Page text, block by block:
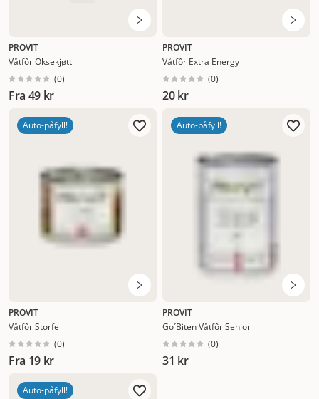
PROVIT
Våtfôr Oksekjøtt
(0)
Fra 49 kr
PROVIT
Våtfôr Extra Energy
(0)
20 kr
Auto-påfyll!
PROVIT
Våtfôr Storfe
(0)
Fra 19 kr
Auto-påfyll!
PROVIT
Go´Biten Våtfôr Senior
(0)
31 kr
Auto-påfyll!